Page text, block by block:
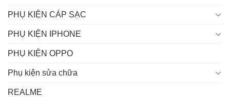
PHỤ KIỆN CÁP SẠC
PHỤ KIỆN IPHONE
PHỤ KIỆN OPPO
Phụ kiện sửa chữa
REALME